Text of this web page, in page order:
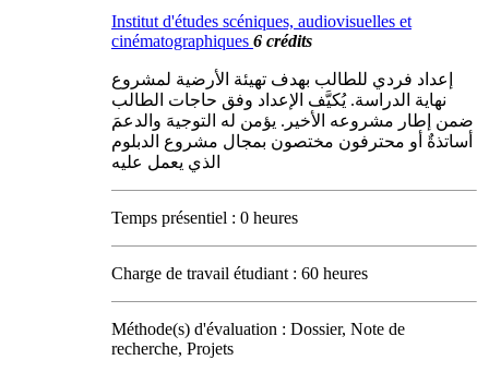
Institut d'études scéniques, audiovisuelles et
cinématographiques 6 crédits
إعداد فردي للطالب بهدف تهيئة الأرضية لمشروع
نهاية الدراسة. يُكيَّف الإعداد وفق حاجات الطالب
ضمن إطار مشروعه الأخير. يؤمن له التوجيهَ والدعمَ
أساتذةٌ أو محترفون مختصون بمجال مشروع الدبلوم
الذي يعمل عليه
Temps présentiel : 0 heures
Charge de travail étudiant : 60 heures
Méthode(s) d'évaluation : Dossier, Note de
recherche, Projets